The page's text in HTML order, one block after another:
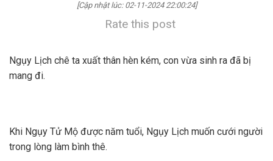
[Cập nhật lúc: 02-11-2024 22:00:24]
Rate this post
Ngụy Lịch chê ta xuất thân hèn kém, con vừa sinh ra đã bị
mang đi.
Khi Ngụy Tử Mộ được năm tuổi, Ngụy Lịch muốn cưới người
trong lòng làm bình thê.